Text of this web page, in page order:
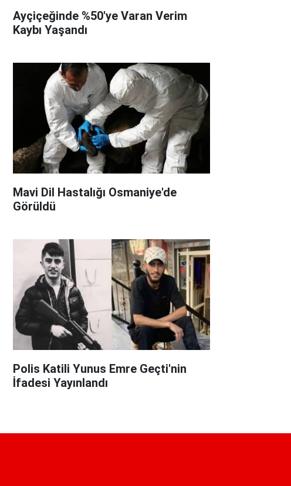
Ayçiçeğinde %50'ye Varan Verim
Kaybı Yaşandı
Mavi Dil Hastalığı Osmaniye'de
Görüldü
Polis Katili Yunus Emre Geçti'nin
İfadesi Yayınlandı